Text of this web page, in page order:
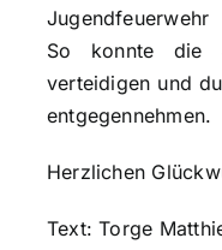
So konnte die
verteidigen und
entgegennehmen.
Herzlichen
Text: Torge